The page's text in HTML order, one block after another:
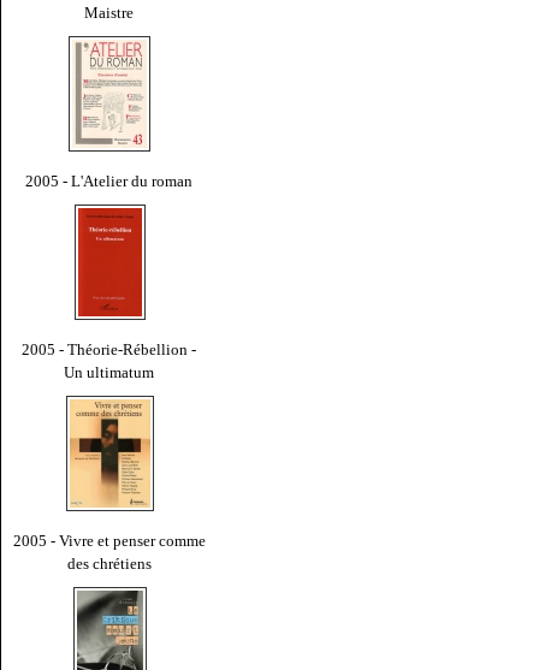
Maistre
2005 - L'Atelier du roman
2005 - Théorie-Rébellion -
Un ultimatum
2005 - Vivre et penser comme
des chrétiens